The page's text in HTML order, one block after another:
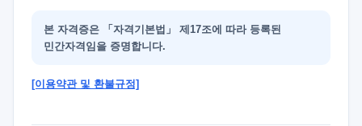
본 자격증은 「자격기본법」 제17조에 따라 등록된
민간자격임을 증명합니다.
[이용약관 및 환불규정]